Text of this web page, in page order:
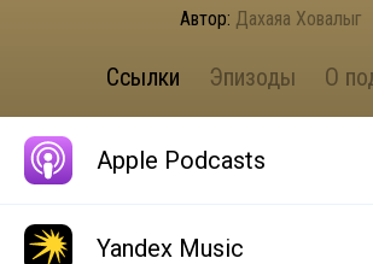
Автор: Даңхаяа Ховалыг
Ссылки Эпизоды О
Apple Podcasts
Yandex Music